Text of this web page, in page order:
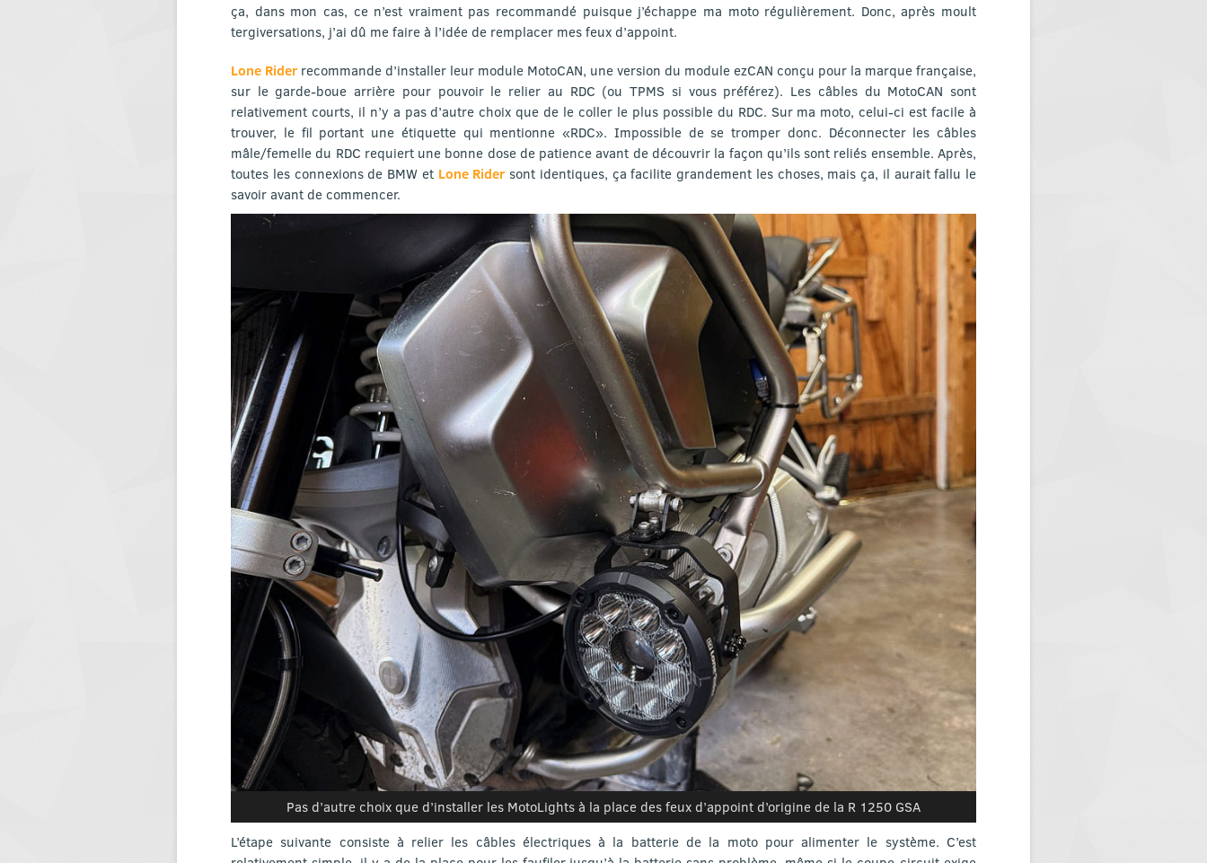
ça, dans mon cas, ce n’est vraiment pas recommandé puisque j’échappe ma moto régulièrement. Donc, après moult
tergiversations, j’ai dû me faire à l’idée de remplacer mes feux d’appoint.
Lone Rider recommande d’installer leur module MotoCAN, une version du module ezCAN conçu pour la marque française,
sur le garde-boue arrière pour pouvoir le relier au RDC (ou TPMS si vous préférez). Les câbles du MotoCAN sont
relativement courts, il n’y a pas d’autre choix que de le coller le plus possible du RDC. Sur ma moto, celui-ci est facile à
trouver, le fil portant une étiquette qui mentionne «RDC». Impossible de se tromper donc. Déconnecter les câbles
mâle/femelle du RDC requiert une bonne dose de patience avant de découvrir la façon qu’ils sont reliés ensemble. Après,
toutes les connexions de BMW et Lone Rider sont identiques, ça facilite grandement les choses, mais ça, il aurait fallu le
savoir avant de commencer.
Pas d’autre choix que d’installer les MotoLights à la place des feux d’appoint d’origine de la R 1250 GSA
L’étape suivante consiste à relier les câbles électriques à la batterie de la moto pour alimenter le système. C’est